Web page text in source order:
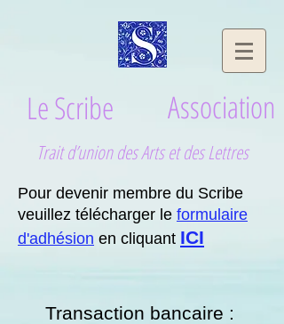
Le Scribe Association
Trait d’union des Arts et des Lettres
Pour devenir membre du Scribe
veuillez télécharger le formulaire
d'adhésion en cliquant ICI
Transaction bancaire :